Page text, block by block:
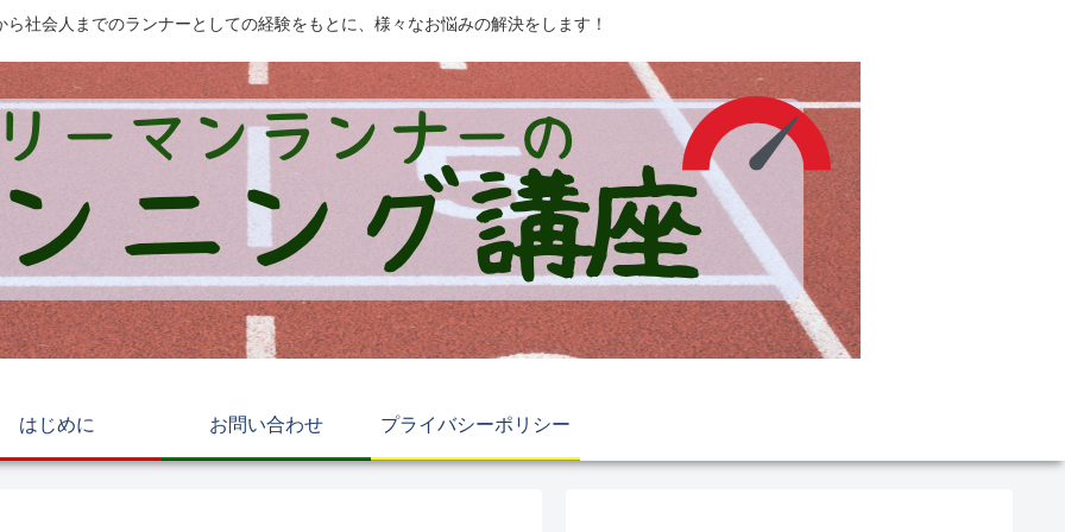
ら社会人までのランナーとしての経験をもとに、様々なお悩みの解決をします！
はじめに お問い合わせ プライバシーポリシー